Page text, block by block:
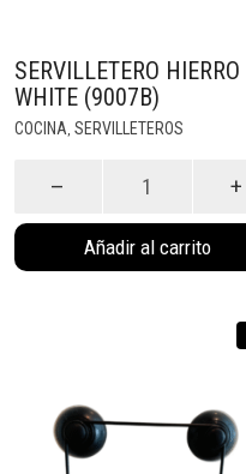
SERVILLETERO HIERRO
WHITE (9007B)
COCINA, SERVILLETEROS
Hierro
(9007B)
cantidad
Añadir al carrito